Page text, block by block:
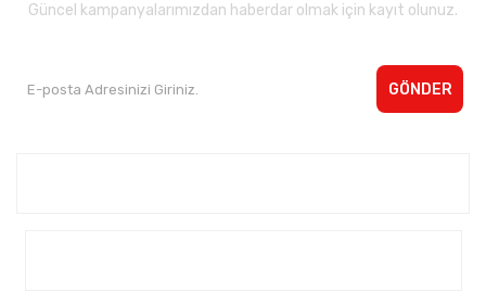
Güncel kampanyalarımızdan haberdar olmak için kayıt olunuz.
GÖNDER